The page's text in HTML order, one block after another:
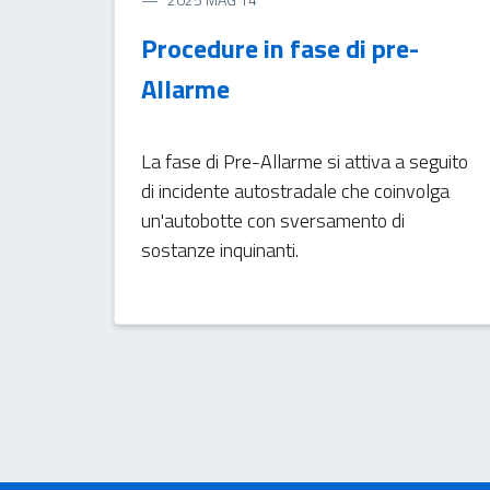
Procedure in fase di pre-
Allarme
La fase di Pre-Allarme si attiva a seguito
di incidente autostradale che coinvolga
un'autobotte con sversamento di
sostanze inquinanti.